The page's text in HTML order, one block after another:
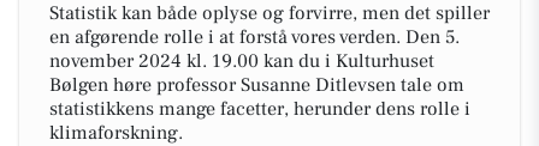
Statistik kan både oplyse og forvirre, men det spiller
en afgørende rolle i at forstå vores verden. Den 5.
november 2024 kl. 19.00 kan du i Kulturhuset
Bølgen høre professor Susanne Ditlevsen tale om
statistikkens mange facetter, herunder dens rolle i
klimaforskning.